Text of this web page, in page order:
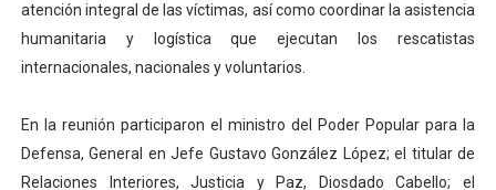
Corposalud inició talleres para aspirantes al curso de
atención integral de las víctimas, así como coordinar la asistencia
humanitaria y logística que ejecutan los rescatistas
internacionales, nacionales y voluntarios.
​En la reunión participaron el ministro del Poder Popular para la
Defensa, General en Jefe Gustavo González López; el titular de
Relaciones Interiores, Justicia y Paz, Diosdado Cabello; el